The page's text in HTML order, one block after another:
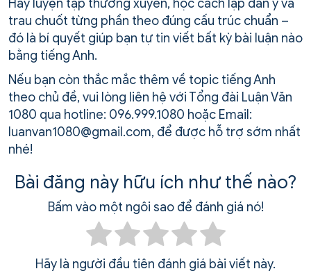
Hãy luyện tập thường xuyên, học cách lập dàn ý và
trau chuốt từng phần theo đúng cấu trúc chuẩn –
đó là bí quyết giúp bạn tự tin viết bất kỳ bài luận nào
bằng tiếng Anh.
Nếu bạn còn thắc mắc thêm về topic tiếng Anh
theo chủ đề, vui lòng liên hệ với Tổng đài Luận Văn
1080 qua hotline: 096.999.1080 hoặc Email:
luanvan1080@gmail.com, để được hỗ trợ sớm nhất
nhé!
Bài đăng này hữu ích như thế nào?
Bấm vào một ngôi sao để đánh giá nó!
Hãy là người đầu tiên đánh giá bài viết này.